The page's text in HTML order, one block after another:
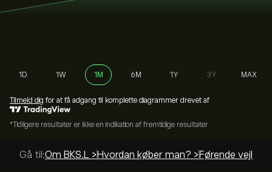
1D 1W 1M 6M 1Y 3Y MAX
Tilmeld dig for at få adgang til komplette diagrammer drevet af
*Tidligere resultater er ikke en indikation af fremtidige resultater
Gå til:Om BKS.L > Hvordan køber man? > Førende